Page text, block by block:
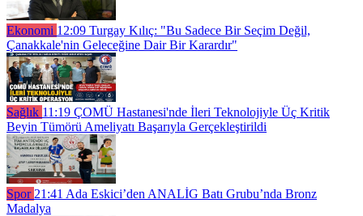
Ekonomi 12:09 Turgay Kılıç: "Bu Sadece Bir Seçim Değil,
Çanakkale'nin Geleceğine Dair Bir Karardır"
Sağlık 11:19 ÇOMÜ Hastanesi'nde İleri Teknolojiyle Üç Kritik
Beyin Tümörü Ameliyatı Başarıyla Gerçekleştirildi
Spor 21:41 Ada Eskici’den ANALİG Batı Grubu’nda Bronz
Madalya